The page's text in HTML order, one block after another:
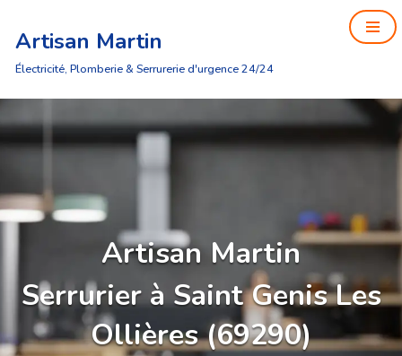
Aller
au
Artisan Martin
Électricité, Plomberie & Serrurerie d'urgence 24/24
Artisan Martin
Serrurier à Saint Genis Les
Ollières (69290)